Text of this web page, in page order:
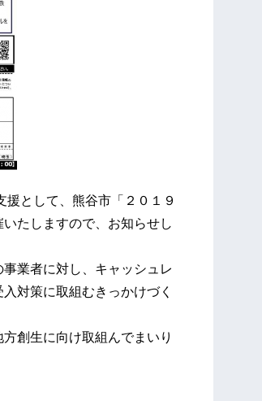
として、熊谷市「２０１９
たしますので、お知らせし
業者に対し、キャッシュレ
対策に取組むきっかけづく
創生に向け取組んでまいり